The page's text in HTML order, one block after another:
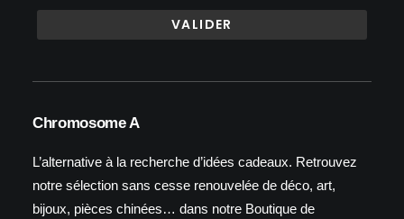
Chromosome A
L’alternative à la recherche d’idées cadeaux. Retrouvez
notre sélection sans cesse renouvelée de déco, art,
bijoux, pièces chinées… dans notre Boutique de